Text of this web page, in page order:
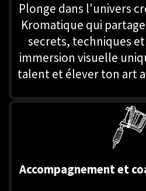
Plonge dans l'univers
Kromatique qui
secrets, techniques
immersion visuelle
talent et élever ton art
Accompagnement et